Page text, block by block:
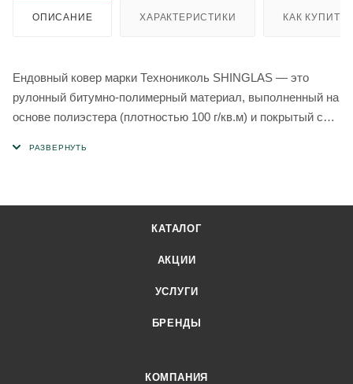
ОПИСАНИЕ ХАРАКТЕРИСТИКИ КАК КУПИТЬ
Ендовный ковер марки Технониколь SHINGLAS — это
рулонный битумно-полимерный материал, выполненный на
основе полиэстера (плотностью 100 г/кв.м) и покрытый с
КАТАЛОГ
АКЦИИ
УСЛУГИ
БРЕНДЫ
КОМПАНИЯ